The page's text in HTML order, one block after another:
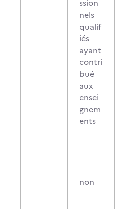
ssion
nels
qualif
iés
ayant
contri
bué
aux
ensei
gnem
ents
non